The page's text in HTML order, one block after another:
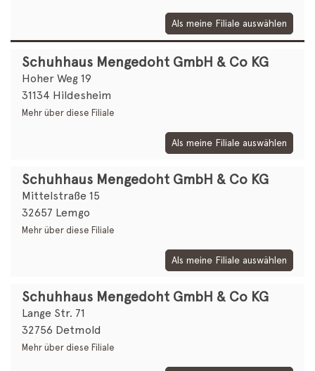
Als meine Filiale auswählen
Schuhhaus Mengedoht GmbH & Co KG
Hoher Weg 19
31134 Hildesheim
Mehr über diese Filiale
Als meine Filiale auswählen
Schuhhaus Mengedoht GmbH & Co KG
Mittelstraße 15
32657 Lemgo
Mehr über diese Filiale
Als meine Filiale auswählen
Schuhhaus Mengedoht GmbH & Co KG
Lange Str. 71
32756 Detmold
Mehr über diese Filiale